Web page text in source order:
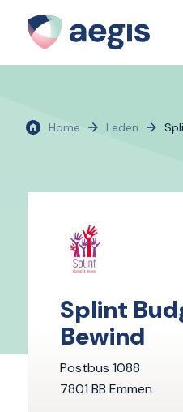
Home Leden
Splint
Bewind
Postbus 1088
7801 BB Emmen